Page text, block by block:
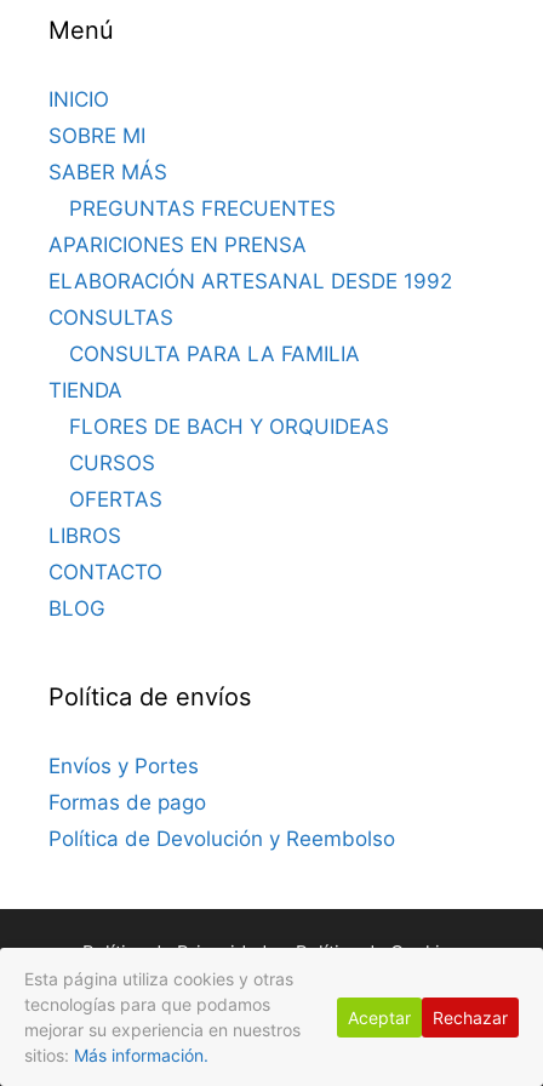
Menú
INICIO
SOBRE MI
SABER MÁS
PREGUNTAS FRECUENTES
APARICIONES EN PRENSA
ELABORACIÓN ARTESANAL DESDE 1992
CONSULTAS
CONSULTA PARA LA FAMILIA
TIENDA
FLORES DE BACH Y ORQUIDEAS
CURSOS
OFERTAS
LIBROS
CONTACTO
BLOG
Política de envíos
Envíos y Portes
Formas de pago
Política de Devolución y Reembolso
Política de Privacidad
Política de Cookies
Avisos Legales
© 2026 Gotas de Flores
Esta página utiliza cookies y otras
tecnologías para que podamos
mejorar su experiencia en nuestros
sitios: Más información.
Aceptar Rechazar